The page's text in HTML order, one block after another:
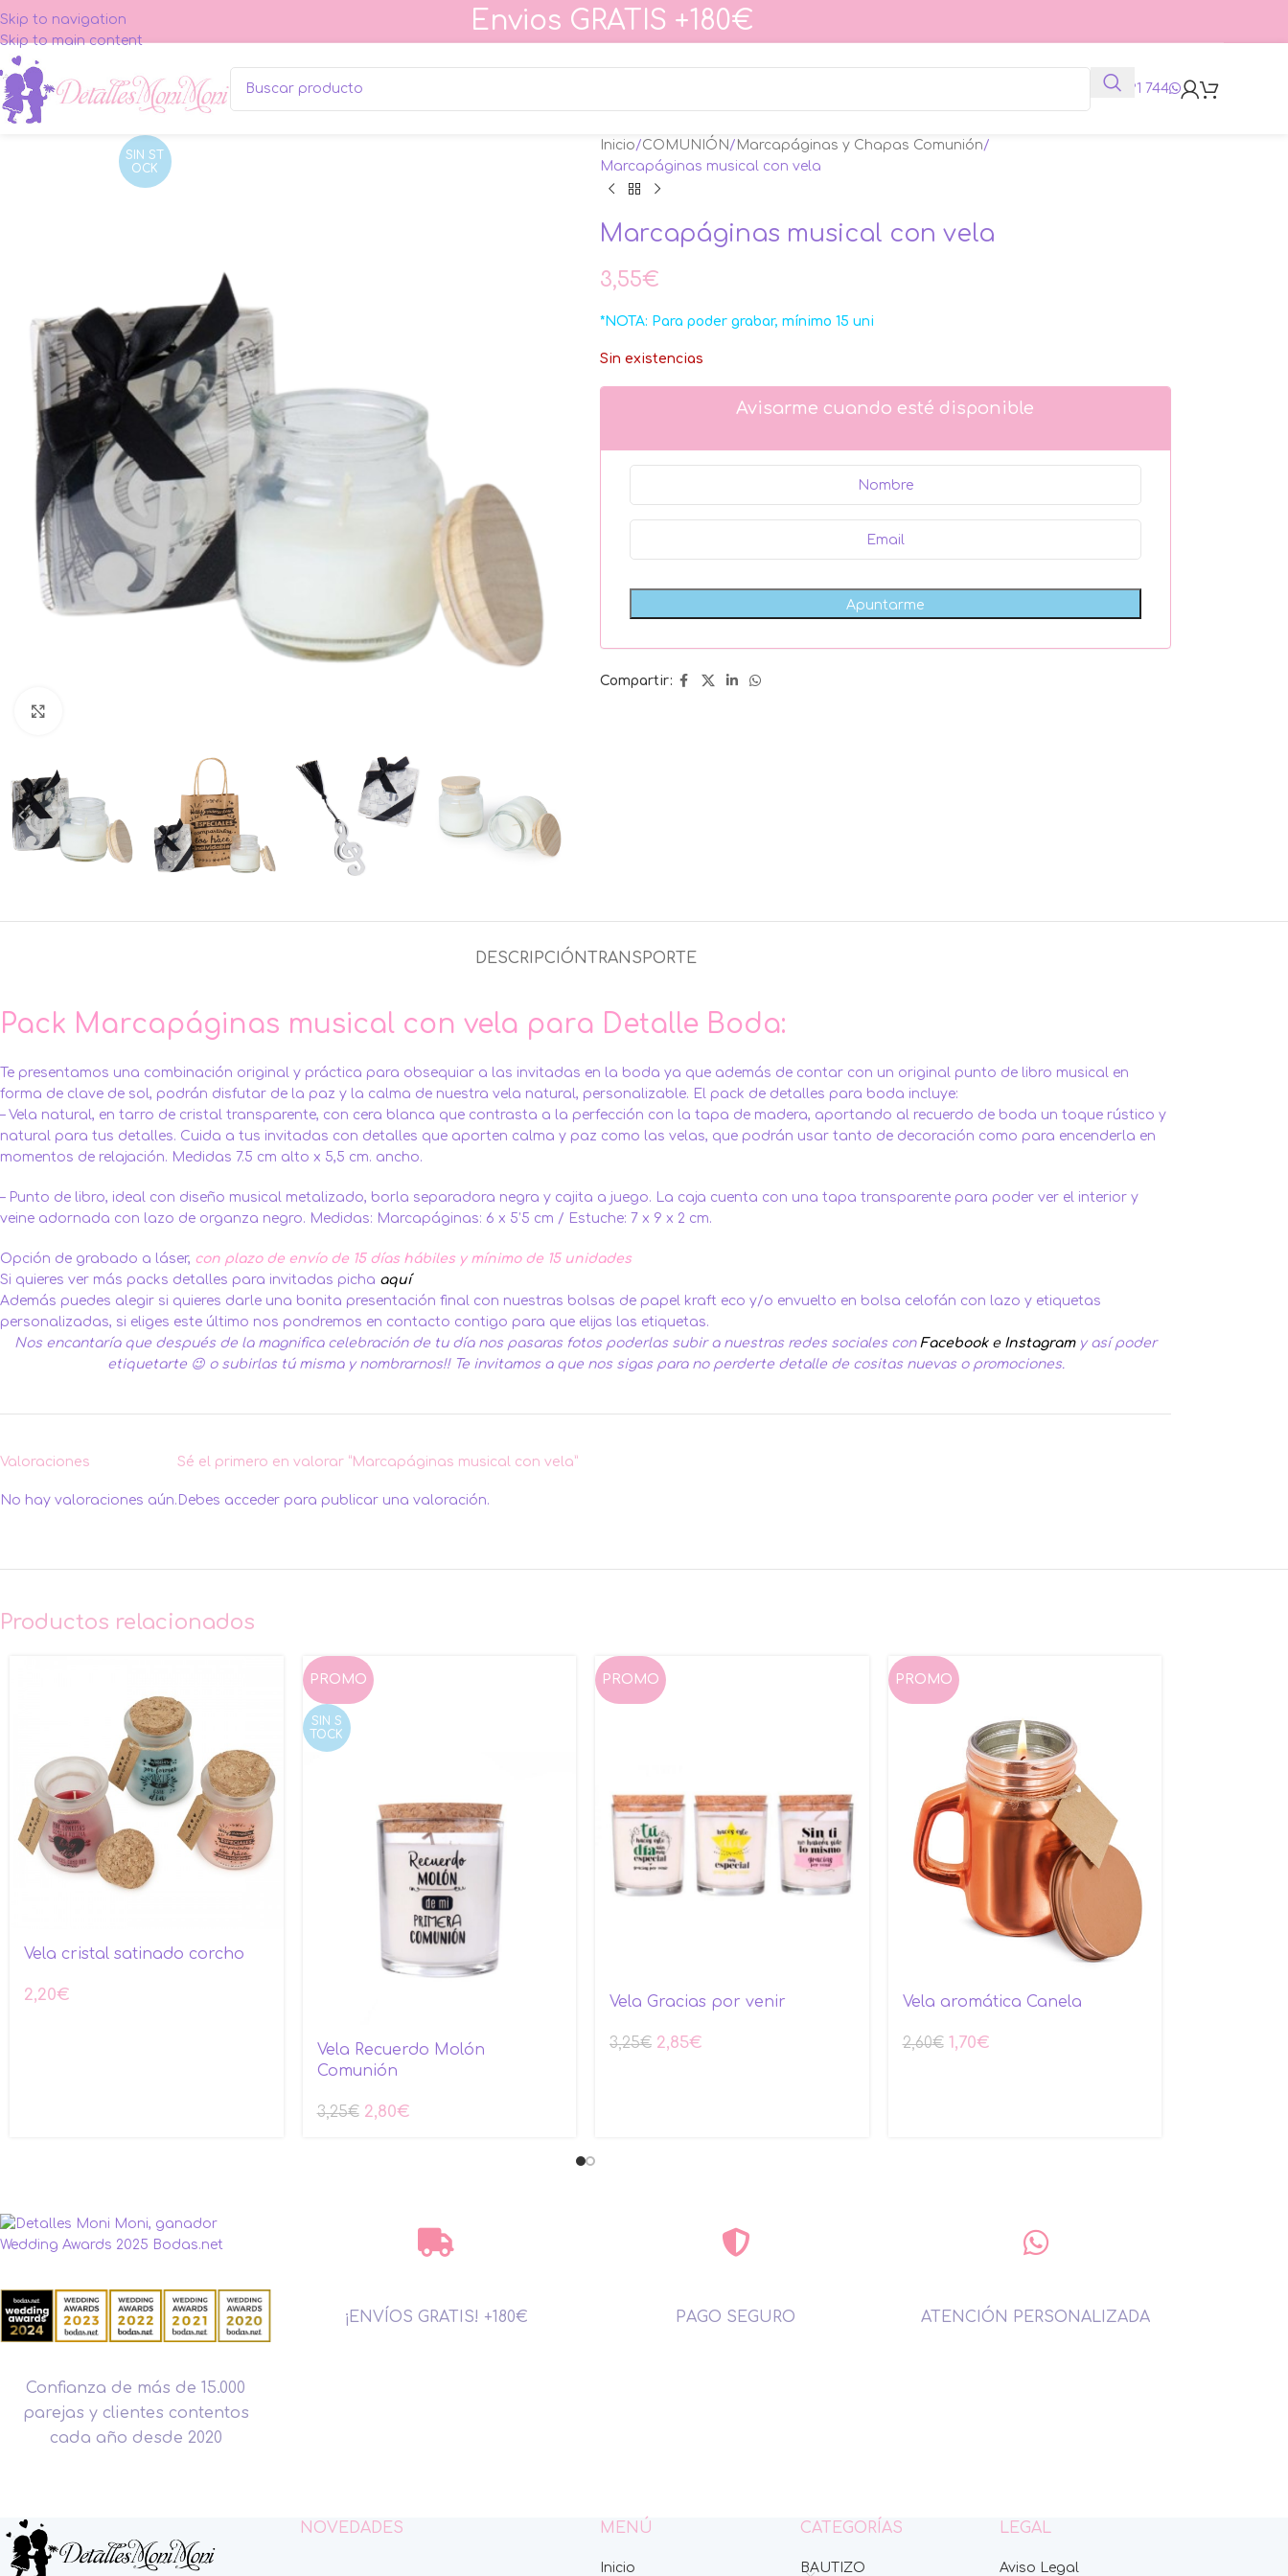
Skip to navigation
Skip to main content
Envios GRATIS +180€
625 991 744
SIN ST
OCK
Inicio COMUNIÓN
Marcapáginas y Chapas Comunión
Marcapáginas musical con vela
Marcapáginas musical con vela
3,55€
*NOTA: Para poder grabar, mínimo 15 uni
Sin existencias
Avisarme cuando esté disponible
Compartir:
DESCRIPCIÓN TRANSPORTE
Pack Marcapáginas musical con vela para Detalle Boda:
Te presentamos una combinación original y práctica para obsequiar a las invitadas en la boda ya que además de contar con un original punto de libro musical en
forma de clave de sol, podrán disfutar de la paz y la calma de nuestra vela natural, personalizable. El pack de detalles para boda incluye:
– Vela natural, en tarro de cristal transparente, con cera blanca que contrasta a la perfección con la tapa de madera, aportando al recuerdo de boda un toque rústico y
natural para tus detalles. Cuida a tus invitadas con detalles que aporten calma y paz como las velas, que podrán usar tanto de decoración como para encenderla en
momentos de relajación. Medidas 7.5 cm alto x 5,5 cm. ancho.
– Punto de libro, ideal con diseño musical metalizado, borla separadora negra y cajita a juego. La caja cuenta con una tapa transparente para poder ver el interior y
veine adornada con lazo de organza negro. Medidas: Marcapáginas: 6 x 5’5 cm / Estuche: 7 x 9 x 2 cm.
Opción de grabado a láser, con plazo de envío de 15 días hábiles y mínimo de 15 unidades
Si quieres ver más packs detalles para invitadas picha aquí
Además puedes alegir si quieres darle una bonita presentación final con nuestras bolsas de papel kraft eco y/o envuelto en bolsa celofán con lazo y etiquetas
personalizadas, si eliges este último nos pondremos en contacto contigo para que elijas las etiquetas.
Nos encantaría que después de la magnifica celebración de tu día nos pasaras fotos poderlas subir a nuestras redes sociales con Facebooke Instagram y así poder
etiquetarte 😉 o subirlas tú misma y nombrarnos!! Te invitamos a que nos sigas para no perderte detalle de cositas nuevas o promociones.
Valoraciones
No hay valoraciones aún.
Sé el primero en valorar “Marcapáginas musical con vela”
Debes acceder para publicar una valoración.
Productos relacionados
Vela cristal satinado corcho
2,20€
PROMO
SIN S
TOCK
Vela Recuerdo Molón
Comunión
3,25€ 2,80€
PROMO
Vela Gracias por venir
3,25€ 2,85€
PROMO
Vela aromática Canela
2,60€ 1,70€
Confianza de más de 15.000
parejas y clientes contentos
cada año desde 2020
¡ENVÍOS GRATIS! +180€ PAGO SEGURO ATENCIÓN PERSONALIZADA
NOVEDADES MENÚ
Inicio
CATEGORÍAS
BAUTIZO
LEGAL
Aviso Legal